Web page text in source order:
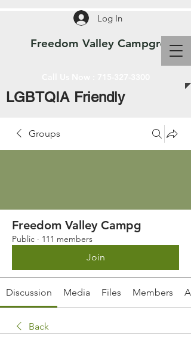
Freedom Valley Campground
Log In
LGBTQIA Friendly
Groups
Freedom Valley Campg
Public · 111 members
Join
Discussion Media Files Members
Back